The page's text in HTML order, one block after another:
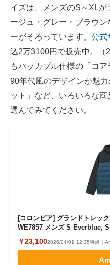
イズは、メンズのS～XL
ージュ・グレー・ブラウ
ーがそろっています。 公式
込2万3100円で販売中。（
もパッカブル仕様の「コ
90年代風のデザインが魅
ット」など、いろいろな
選んでみてください。
[コロンビア] グランドトレッ
WE7857 メンズ S Everblue,
￥23,1002026/04/01 12:35時点｜